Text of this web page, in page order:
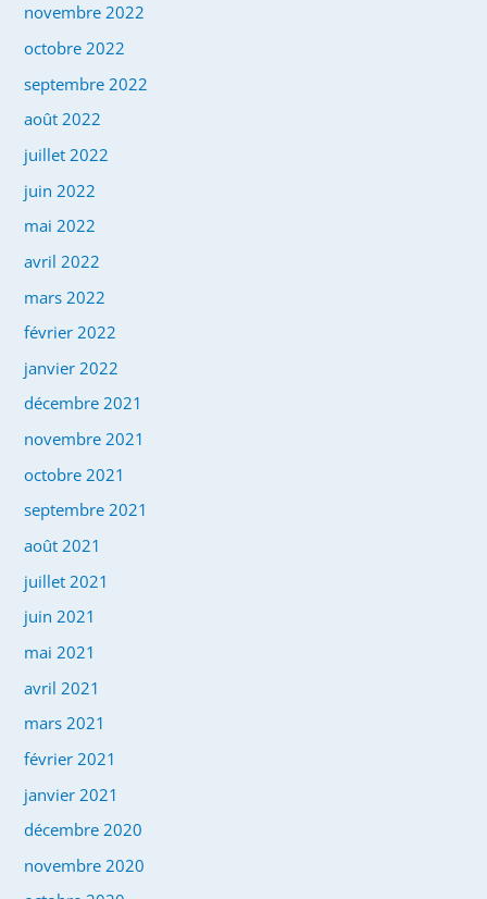
novembre 2022
octobre 2022
septembre 2022
août 2022
juillet 2022
juin 2022
mai 2022
avril 2022
mars 2022
février 2022
janvier 2022
décembre 2021
novembre 2021
octobre 2021
septembre 2021
août 2021
juillet 2021
juin 2021
mai 2021
avril 2021
mars 2021
février 2021
janvier 2021
décembre 2020
novembre 2020